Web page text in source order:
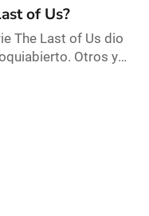
of Us?
The Last of Us dio
Otros ya
porque conocían el
basada esta historia
La pregunta que
hace una
antes y después